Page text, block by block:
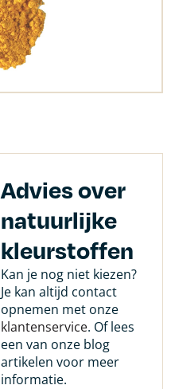
Advies over
natuurlijke
kleurstoffen
Kan je nog niet kiezen?
Je kan altijd contact
opnemen met onze
klantenservice. Of lees
een van onze blog
artikelen voor meer
informatie.